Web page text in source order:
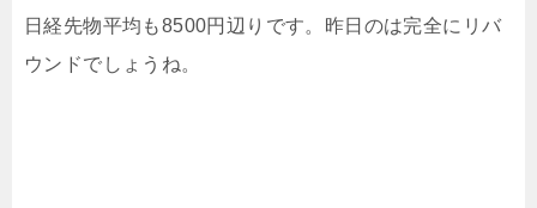
日経先物平均も8500円辺りです。昨日のは完全にリバ
ウンドでしょうね。